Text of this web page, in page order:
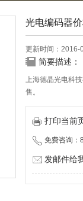
光电编码器
更新时间：2016-
简要描述：
上海德晶光电科
售。
打印当前
免费咨询：
发邮件给